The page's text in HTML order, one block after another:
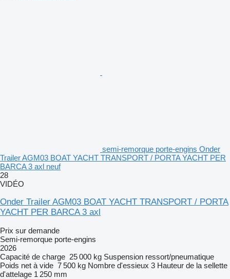
semi-remorque porte-engins Onder
Trailer AGM03 BOAT YACHT TRANSPORT / PORTA YACHT PER
BARCA 3 axl neuf
28
VIDÉO
Onder Trailer AGM03 BOAT YACHT TRANSPORT / PORTA
YACHT PER BARCA 3 axl
Prix sur demande
Semi-remorque porte-engins
2026
Capacité de charge 25 000 kg Suspension ressort/pneumatique
Poids net à vide 7 500 kg Nombre d'essieux 3 Hauteur de la sellette
d'attelage 1 250 mm